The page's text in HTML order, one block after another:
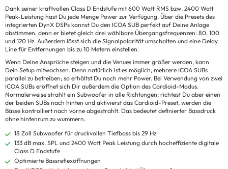
Dank seiner kraftvollen Class D Endstufe mit 600 Watt RMS bzw. 2400 Watt
Peak-Leistung hast Du jede Menge Power zur Verfügung. Über die Presets des
integrierten DynX DSPs kannst Du den ICOA SUB perfekt auf Deine Anlage
abstimmen, denn er bietet gleich drei wählbare Übergangsfrequenzen: 80, 100
und 120 Hz. Außerdem lässt sich die Signalpolarität umschalten und eine Delay
Line für Entfernungen bis zu 10 Metern einstellen.
Wenn Deine Ansprüche steigen und die Venues immer größer werden, kann
Dein Setup mitwachsen. Denn natürlich ist es möglich, mehrere ICOA SUBs
parallel zu betreiben; so erhältst Du noch mehr Power. Bei Verwendung von zwei
ICOA SUBs eröffnet sich Dir außerdem die Option des Cardioid-Modus.
Normalerweise strahlt ein Subwoofer in alle Richtungen; richtest Du aber einen
der beiden SUBs nach hinten und aktivierst das Cardioid-Preset, werden die
Bässe kontrolliert nach vorne abgestrahlt. Das bedeutet definierter Bassdruck
ohne hintenrum zu wummern.
18 Zoll Subwoofer für druckvollen Tiefbass bis 29 Hz
133 dB max. SPL und 2400 Watt Peak Leistung durch hocheffiziente digitale
Class D Endstufe
Optimierte Bassreflexöffnungen